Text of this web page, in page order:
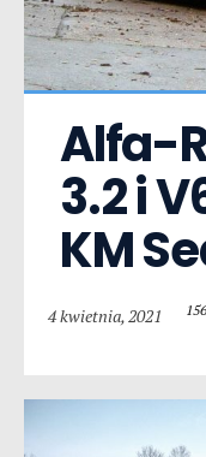
Alfa-
3.2 i
KM
4 kwietnia, 2021 156